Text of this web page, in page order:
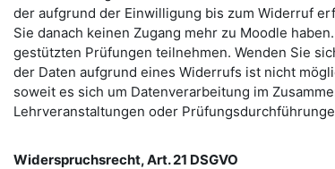
der aufgrund der Einwilligung bis zum Widerruf
Sie danach keinen Zugang mehr zu Moodle
gestützten Prüfungen teilnehmen. Wenden Sie
der Daten aufgrund eines Widerrufs ist nicht
soweit es sich um Datenverarbeitung im
Lehrveranstaltungen oder
Widerspruchsrecht, Art. 21 DSGVO